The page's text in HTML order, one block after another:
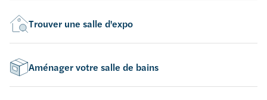
Trouver une salle d'expo
Aménager votre salle de bains